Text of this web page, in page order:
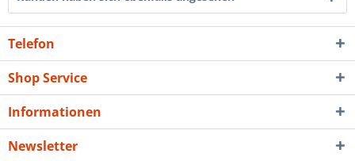
Telefon
Shop Service
Informationen
Newsletter